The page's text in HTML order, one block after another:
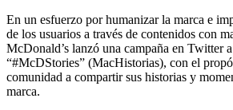
En un esfuerzo por humanizar la marca e
de los usuarios a través de contenidos con
McDonald’s lanzó una campaña en Twitter
“#McDStories” (MacHistorias), con el
comunidad a compartir sus historias y
marca.